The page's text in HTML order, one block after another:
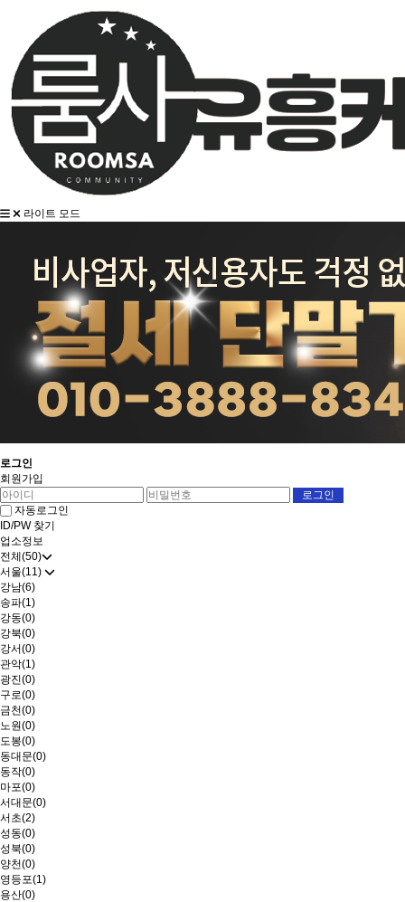
라이트 모드
로그인
회원가입
자동로그인
ID/PW 찾기
업소정보
전체(50)
서울(11)
강남(6)
송파(1)
강동(0)
강북(0)
강서(0)
관악(1)
광진(0)
구로(0)
금천(0)
노원(0)
도봉(0)
동대문(0)
동작(0)
마포(0)
서대문(0)
서초(2)
성동(0)
성북(0)
양천(0)
영등포(1)
용산(0)